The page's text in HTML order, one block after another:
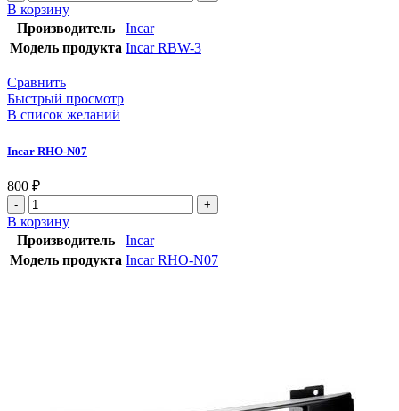
В корзину
Производитель
Incar
Модель продукта Incar RBW-3
Сравнить
Быстрый просмотр
В список желаний
Incar RHO-N07
800 ₽
В корзину
Производитель
Incar
Модель продукта Incar RHO-N07